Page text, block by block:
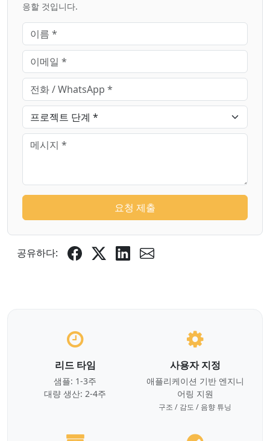
응할 것입니다.
요청 제출
공유하다:
리드 타임
샘플: 1-3주
대량 생산: 2-4주
사용자 지정
애플리케이션 기반 엔지니
어링 지원
구조 / 감도 / 음향 튜닝